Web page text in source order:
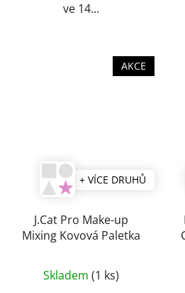
ve 14...
AKCE
+ VÍCE DRUHŮ
J.Cat Pro Make-up
Mixing Kovová Paletka
Skladem (1 ks)